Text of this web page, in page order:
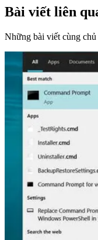
Bài viết liên
Những bài viết cùng